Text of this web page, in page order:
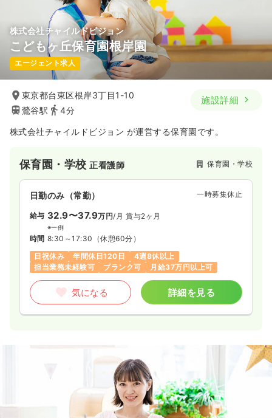
株式会社チャイルドビジョン
こどもヶ丘保育園根岸園
エージェント求人
東京都台東区根岸3丁目1-10
鶯谷駅
4分
施設詳細
株式会社チャイルドビジョン が運営する保育園です。
保育園・学校正看護師 保育園・学校
日勤のみ（常勤） 一時募集休止
給与 32.9〜37.9万円/月 賞与2ヶ月
※一例
時間 8:30～17:30 （休憩60分）
日祝休み
年間休日120日
4週8休以上
担当業務未経験可
ブランク可 月給37万円以上可
気になる 詳細を見る